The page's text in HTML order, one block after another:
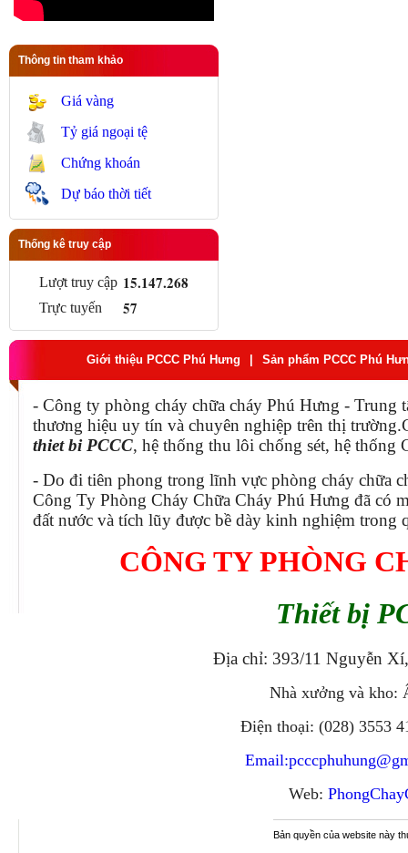
Thông tin tham khảo
Giá vàng
Tỷ giá ngoại tệ
Chứng khoán
Dự báo thời tiết
Thống kê truy cập
Lượt truy cập 15.147.268
Trực tuyến 57
Giới thiệu PCCC Phú Hưng Sản phẩm PCCC Phú
- Công ty phòng cháy chữa cháy Phú Hưng - Trung
thương hiệu uy tín và chuyên nghiệp trên thị
thiet bi PCCC, hệ thống thu lôi chống sét, hệ thống
- Do đi tiên phong trong lĩnh vực phòng cháy chữa
Công Ty Phòng Cháy Chữa Cháy Phú Hưng đã có
đất nước và tích lũy được bề dày kinh nghiệm trong
CÔNG TY PHÒNG
Thiết bị
Địa chỉ: 393/11 Nguyễn
Nhà xưởng và kho:
Điện thoại: (028) 3553
Email:
Web:
Bản quyền của website này